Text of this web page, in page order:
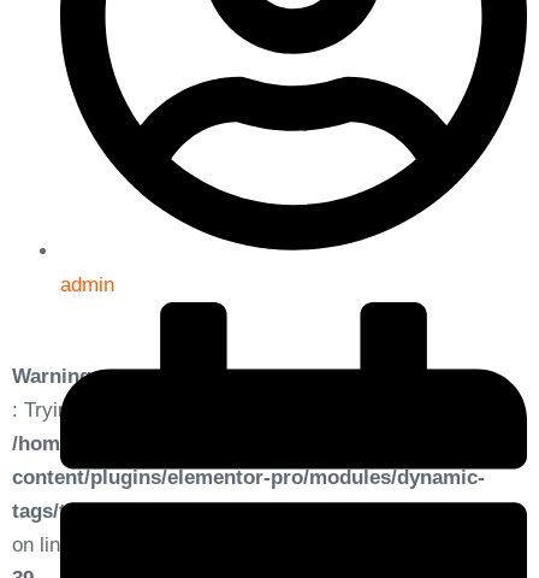
admin
Warning
: Trying to access array offset on value of type bool in
/home/condell/public_html/wp-
content/plugins/elementor-pro/modules/dynamic-
tags/tags/post-featured-image.php
on line